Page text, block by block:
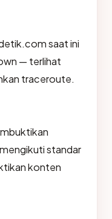
saat ini
— terlihat
traceroute.
mengikuti standar
konten